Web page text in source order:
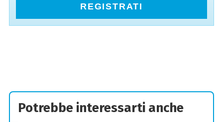
REGISTRATI
Potrebbe interessarti anche